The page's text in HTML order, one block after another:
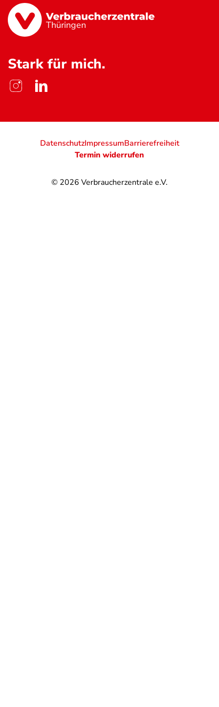
Thüringen
Stark für mich.
© 2026 Verbraucherzentrale e.V.
DatenschutzImpressumBarrierefreiheit
Termin widerrufen